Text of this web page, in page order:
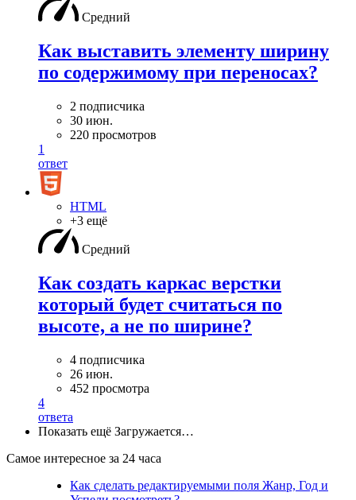
Средний
Как выставить элементу ширину
по содержимому при переносах?
2 подписчика
30 июн.
220 просмотров
1
ответ
HTML
+3 ещё
Средний
Как создать каркас верстки
который будет считаться по
высоте, а не по ширине?
4 подписчика
26 июн.
452 просмотра
4
ответа
Показать ещё Загружается…
Самое интересное за 24 часа
Как сделать редактируемыми поля Жанр, Год и